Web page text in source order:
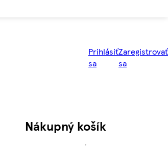
Prihlásiť
sa
Zaregistrovať
sa
Nákupný košík